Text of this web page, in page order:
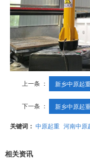
上一条 ： 新乡中原起
下一条 ： 新乡中原起
关键词： 中原起重 河南中原
相关资讯